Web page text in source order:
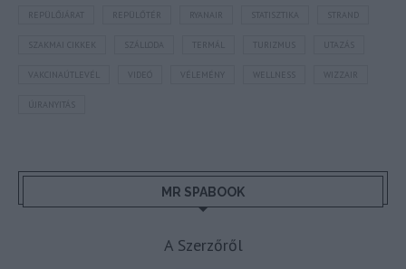
REPÜLŐJÁRAT REPÜLŐTÉR STATISZTIKA STRAND
TERMÁL TURIZMUS UTAZÁS
VAKCINAÚTLEVÉL
ÚJRANYITÁS
MR SPABOOK
A Szerzőről